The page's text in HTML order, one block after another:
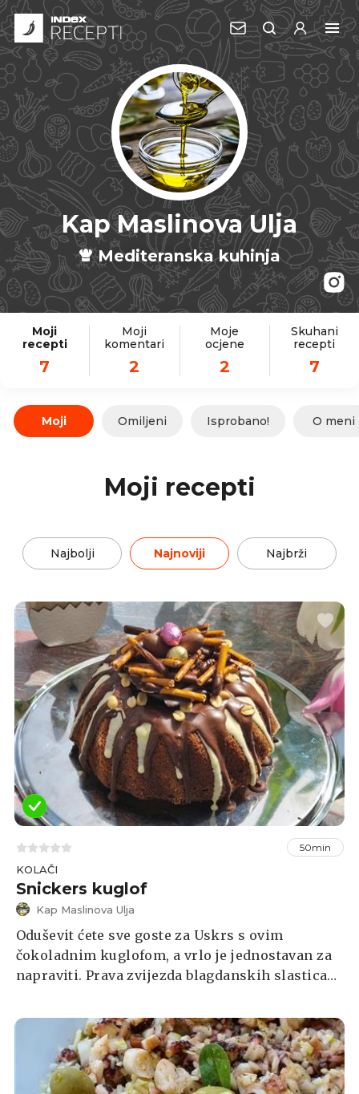
Kap Maslinova Ulja
Mediteranska kuhinja
Moji
recepti
7
Moji
komentari
2
Moje
ocjene
2
Skuhani
recepti
7
Moji Omiljeni Isprobano! O meni
Moji recepti
Najbolji Najnoviji Najbrži
50min
KOLAČI
Snickers kuglof
Kap Maslinova Ulja
Oduševit ćete sve goste za Uskrs s ovim
čokoladnim kuglofom, a vrlo je jednostavan za
napraviti. Prava zvijezda blagdanskih slastica